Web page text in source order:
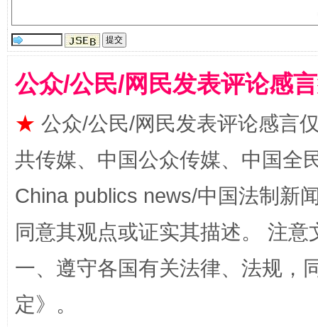
全民健身五年计划来了！等你上场
阿坝州三大球赛在茂县开幕 规模
公众/公民/网民发表评论感
★ 公众/公民/网民发表评论感言
共传媒、中国公众传媒、中国全
China publics news/中国法制新
同意其观点或证实其描述。 注
一、遵守各国有关法律、法规，
定》。